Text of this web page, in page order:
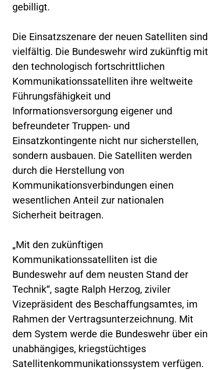
gebilligt.
Die Einsatzszenare der neuen Satelliten sind
vielfältig. Die Bundeswehr wird zukünftig mit
den technologisch fortschrittlichen
Kommunikationssatelliten ihre weltweite
Führungsfähigkeit und
Informationsversorgung eigener und
befreundeter Truppen- und
Einsatzkontingente nicht nur sicherstellen,
sondern ausbauen. Die Satelliten werden
durch die Herstellung von
Kommunikationsverbindungen einen
wesentlichen Anteil zur nationalen
Sicherheit beitragen.
„Mit den zukünftigen
Kommunikationssatelliten ist die
Bundeswehr auf dem neusten Stand der
Technik“, sagte Ralph Herzog, ziviler
Vizepräsident des Beschaffungsamtes, im
Rahmen der Vertragsunterzeichnung. Mit
dem System werde die Bundeswehr über ein
unabhängiges, kriegstüchtiges
Satellitenkommunikationssystem verfügen.